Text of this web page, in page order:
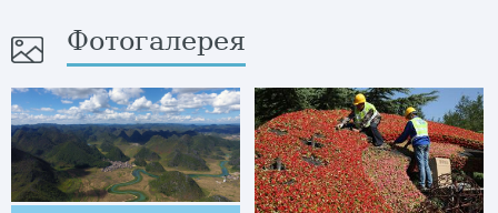
Фотогалерея